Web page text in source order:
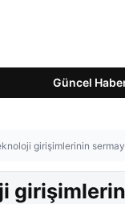
Güncel
girişimlerinin